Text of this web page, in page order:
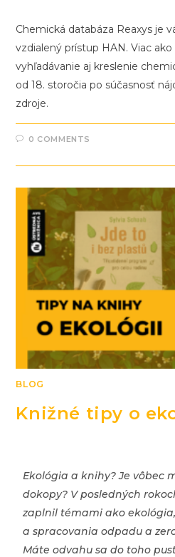
Chemická databáza Reaxys je
vzdialený prístup HAN. Viac
vyhľadávanie aj kreslenie
od 18. storočia po súčasnosť
zdroje.
0 COMMENTS
BLOG
Knižné tipy o
Ekológia a knihy? Je vôbec
dokopy? V posledných
zaplnil témami ako
a spracovania odpadu a
Máte odvahu sa do toho